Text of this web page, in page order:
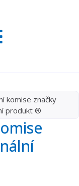
komise značky
produkt ®